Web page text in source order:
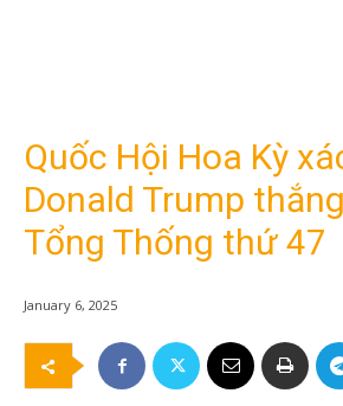
Quốc Hội Hoa Kỳ
Donald Trump
Tổng Thống thứ 47
January 6, 2025